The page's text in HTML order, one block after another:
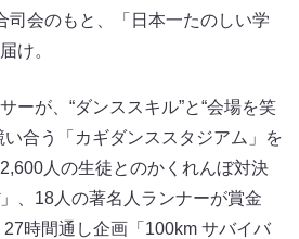
司会のもと、「日本一たのしい学
け。
ーが、“ダンススキル”と“会場を笑
い合う「カギダンススタジアム」を
人の生徒とのかくれんぼ対決
、18人の著名人ランナーが賞金
時間通し企画「100km サバイバ